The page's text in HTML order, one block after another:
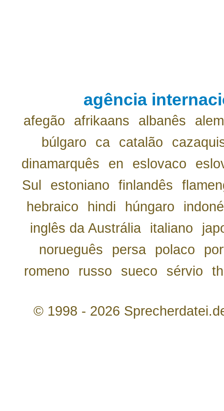
agência
afegão afrikaans albanês
búlgaro
ca catalão
dinamarquês
en eslovaco
Sul
estoniano finlandês
hebraico
hindi húngaro
inglês da Austrália
italiano
norueguês
persa polaco
romeno
russo sueco sérvio th
© 1998 - 2026